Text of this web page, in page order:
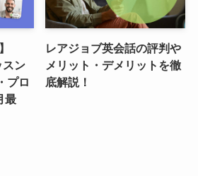
ン
プロ
最
レアジョブ英会話の評判や
メリット・デメリットを徹
底解説！